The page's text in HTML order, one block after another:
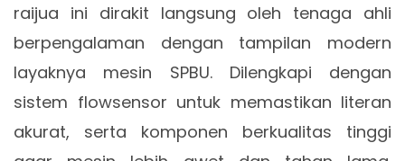
raijua ini dirakit langsung oleh tenaga ahli
berpengalaman dengan tampilan modern
layaknya mesin SPBU. Dilengkapi dengan
sistem flowsensor untuk memastikan literan
akurat, serta komponen berkualitas tinggi